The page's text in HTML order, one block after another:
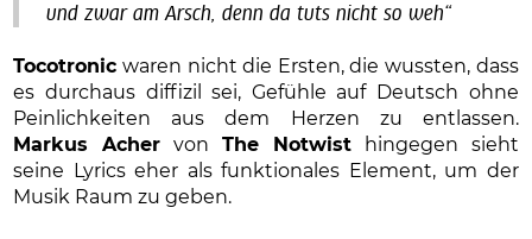
und zwar am Arsch, denn da tuts nicht so weh“
Tocotronic waren nicht die Ersten, die wussten, dass
es durchaus diffizil sei, Gefühle auf Deutsch ohne
Peinlichkeiten aus dem Herzen zu entlassen.
Markus Acher von The Notwisthingegen sieht
seine Lyrics eher als funktionales Element, um der
Musik Raum zu geben.